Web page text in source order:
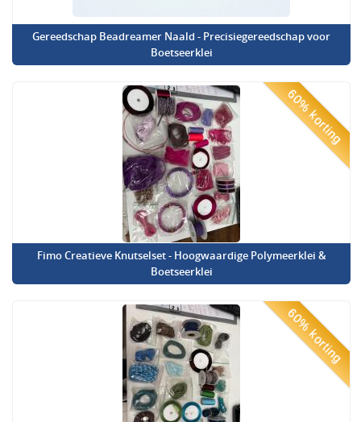
Gereedschap Beadreamer Naald - Precisiegereedschap voor
Boetseerklei
60% korting
Fimo Creatieve Knutselset - Hoogwaardige Polymeerklei &
Boetseerklei
60% korting